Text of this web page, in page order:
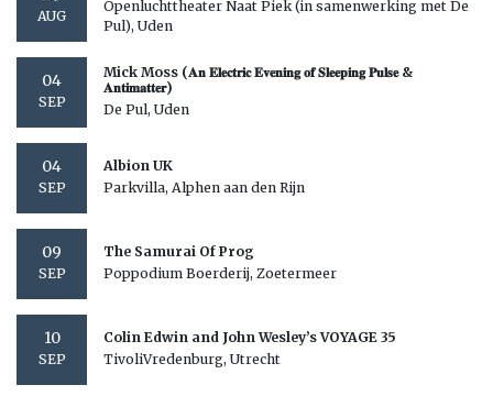
AUG
Openluchttheater Naat Piek (in samenwerking met De
Pul), Uden
04
SEP
Mick Moss (𝐀𝐧 𝐄𝐥𝐞𝐜𝐭𝐫𝐢𝐜 𝐄𝐯𝐞𝐧𝐢𝐧𝐠 𝐨𝐟 𝐒𝐥𝐞𝐞𝐩𝐢𝐧𝐠 𝐏𝐮𝐥𝐬𝐞 &
𝐀𝐧𝐭𝐢𝐦𝐚𝐭𝐭𝐞𝐫)
De Pul, Uden
04
SEP
Albion UK
Parkvilla, Alphen aan den Rijn
09
SEP
The Samurai Of Prog
Poppodium Boerderij, Zoetermeer
10
SEP
Colin Edwin and John Wesley’s VOYAGE 35
TivoliVredenburg, Utrecht